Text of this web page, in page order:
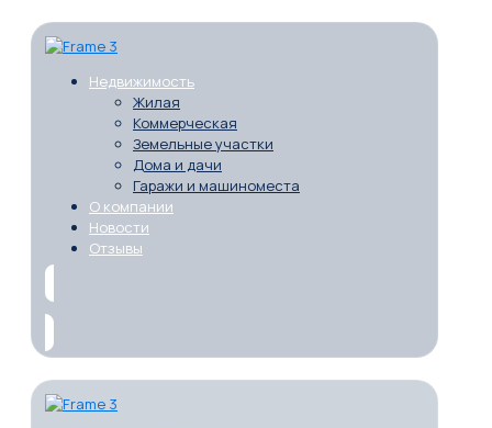
Недвижимость
Жилая
Коммерческая
Земельные участки
Дома и дачи
Гаражи и машиноместа
О компании
Новости
Отзывы